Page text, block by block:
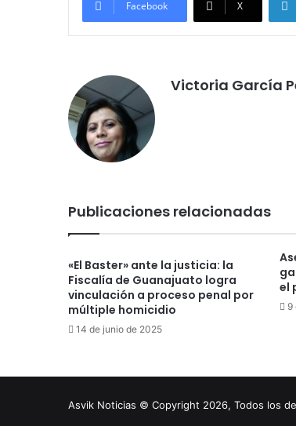
Facebook X
Victoria García
Publicaciones relacionadas
«El Baster» ante la justicia: la
Fiscalía de Guanajuato logra
vinculación a proceso penal por
múltiple homicidio
14 de junio de 2025
el
9
Asvik Noticias © Copyright 2026, Todos los